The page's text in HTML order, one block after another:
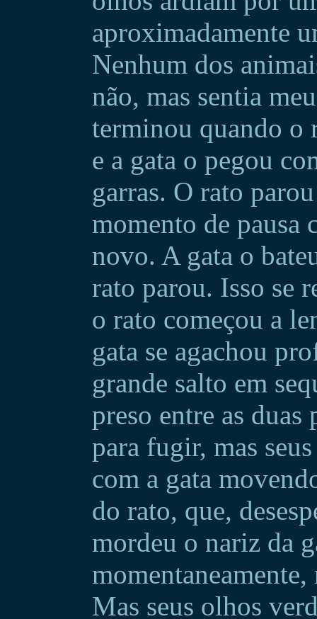
aproximadamente
Nenhum dos
não, mas sentia
terminou quando o
e a gata o pegou
garras. O rato
momento de pausa
novo. A gata o
rato parou. Isso se
o rato começou a
gata se agachou
grande salto em
preso entre as duas
para fugir, mas
com a gata
do rato, que,
mordeu o nariz da
momentaneamente,
Mas seus olhos